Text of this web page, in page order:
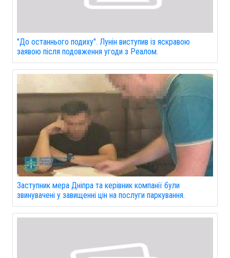
"До останнього подиху". Лунін виступив із яскравою
заявою після подовження угоди з Реалом.
Заступник мера Дніпра та керівник компанії були
звинувачені у завищенні цін на послуги паркування.